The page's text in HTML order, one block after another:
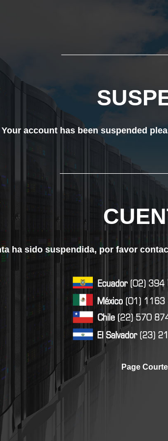
Your account has been suspended
ha sido suspendida, por favor
Page